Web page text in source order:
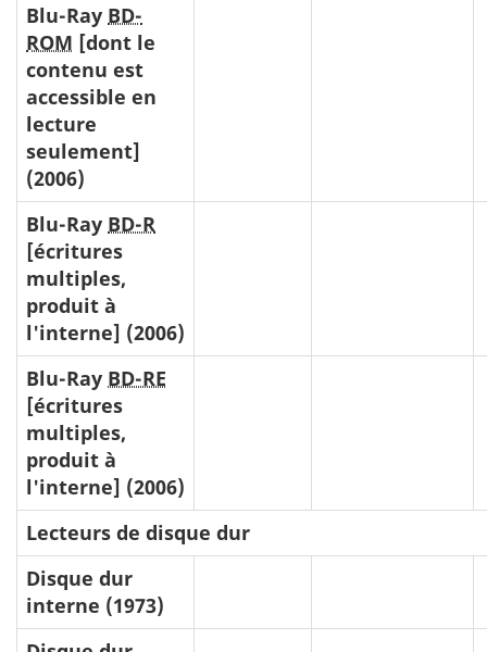
Blu-Ray BD-
ROM [dont le
contenu est
accessible en
lecture
seulement]
(2006)
Blu-Ray BD-R
[écritures
multiples,
produit à
l'interne] (2006)
Blu-Ray BD-RE
[écritures
multiples,
produit à
l'interne] (2006)
Lecteurs de disque dur
Disque dur
interne (1973)